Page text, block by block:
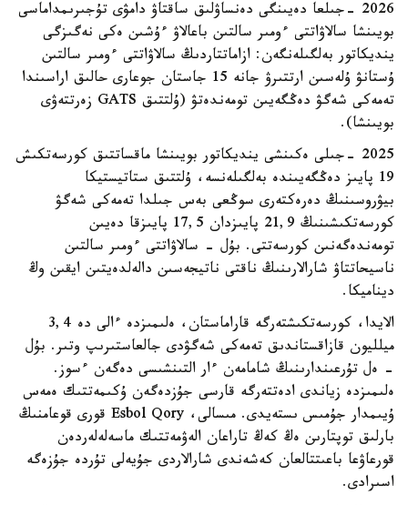
2026 -جىلعا دەيىنگى دەنساۋلىق ساقتاۋ دامۋى تۇجىرىمداماسى
بويىنشا سالاۋاتتى ءومىر سالتىن باعالاۋ ءۇشىن ەكى نەگىزگى
ينديكاتور بەلگىلەنگەن: ازاماتتاردىڭ سالاۋاتتى ءومىر سالتىن
ۇستانۋ ۇلەسىن ارتتىرۋ جانە 15 جاستان جوعارى حالىق اراسىندا
تەمەكى شەگۋ دەڭگەيىن تومەندەتۋ (ۇلتتىق GATS زەرتتەۋى
بويىنشا).
2025 -جىلى ەكىنشى ينديكاتور بويىنشا ماقساتتىق كورسەتكىش
19 پايىز دەڭگەيىندە بەلگىلەنسە، ۇلتتىق ستاتيستيكا
بيۋروسىنىڭ دەرەكتەرى سوڭعى بەس جىلدا تەمەكى شەگۋ
كورسەتكىشىنىڭ 21,9 پايىزدان 17,5 پايىزقا دەيىن
تومەندەگەنىن كورسەتتى. بۇل - سالاۋاتتى ءومىر سالتىن
ناسيحاتتاۋ شارالارىنىڭ ناقتى ناتيجەسىن دالەلدەيتىن ايقىن وڭ
ديناميكا.
الايدا، كورسەتكىشتەرگە قاراماستان، ەلىمىزدە ءالى دە 3,4
ميلليون قازاقستاندىق تەمەكى شەگۋدى جالعاستىرىپ وتىر. بۇل
- ەل تۇرعىندارىنىڭ شامامەن ءار التىنشىسى دەگەن ءسوز.
ەلىمىزدە زياندى ادەتتەرگە قارسى جۇزدەگەن ۇكىمەتتىك ەمەس
ۇيىمدار جۇمىس ىستەيدى. مىسالى، Esbol Qory قورى قوعامنىڭ
بارلىق توپتارىن ەڭ كەڭ تاراعان الەۋمەتتىك ماسەلەلەردەن
قورعاۋعا باعىتتالعان كەشەندى شارالاردى جۇيەلى تۇردە جۇزەگە
اسىرادى.